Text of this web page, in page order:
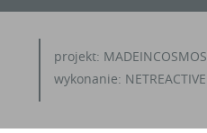
projekt: MADEINCOSMOS
wykonanie: NETREACTIVE